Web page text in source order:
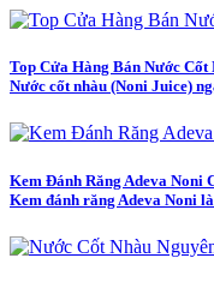
Top Cửa Hàng Bán Nước
Nước cốt nhàu (Noni Juice)
Kem Đánh Răng Adeva Noni
Kem đánh răng Adeva Noni